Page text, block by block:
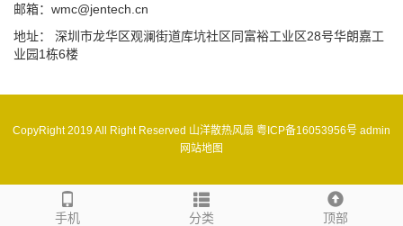
邮箱：wmc@jentech.cn
地址： 深圳市龙华区观澜街道库坑社区同富裕工业区28号华朗嘉工
业园1栋6楼
手机 分类 顶部
CopyRight 2019 All Right Reserved 山洋散热风扇 粤ICP备16053956号 admin
网站地图